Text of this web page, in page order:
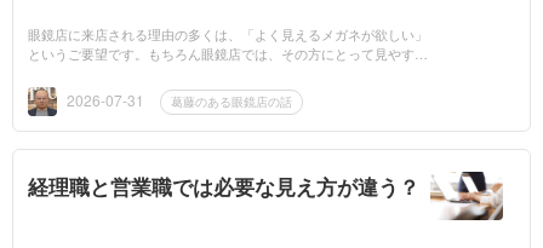
眼鏡店に来店される理由の多くは、「よく見えるメガネが欲しい」
というご要望です。もちろん眼鏡店では、その方にとって見やすい
ネ」が、必ずし...
2026-07-31 葛藤のある眼鏡店の話
経理職と営業職では必要な見え方が違う？